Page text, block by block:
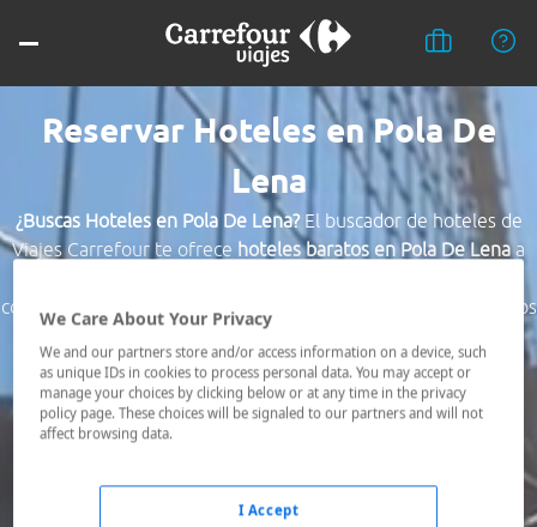
Reservar Hoteles en Pola De
Lena
¿Buscas Hoteles en Pola De Lena?El buscador de hoteles de
Viajes Carrefour te ofrece hoteles baratos en Pola De Lenaa
comunicados, el hotel que busques nosotros te lo encontramos
al mejor precio.
Destino *
06/08/2026 - 07/08/2026
We Care About Your Privacy
We and our partners store and/or access information on a device, such
as unique IDs in cookies to process personal data. You may accept or
manage your choices by clicking below or at any time in the privacy
policy page. These choices will be signaled to our partners and will not
affect browsing data.
I Accept